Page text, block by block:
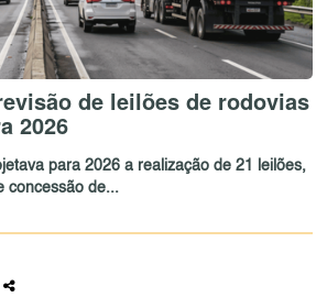
de leilões de rodovias
2026
para 2026 a realização de 21 leilões,
concessão de...